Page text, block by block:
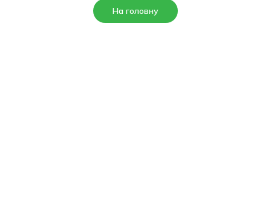
На головну